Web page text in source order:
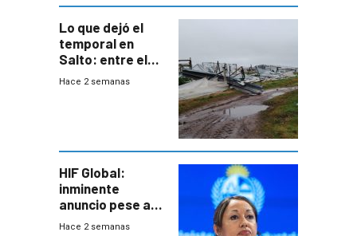
Lo que dejó el
temporal en
Salto: entre el
impacto
Hace 2 semanas
HIF Global:
inminente
anuncio pese a
declaración de
Hace 2 semanas